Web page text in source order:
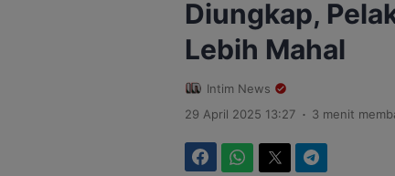
Diungkap,
Lebih Mahal
Intim News
29 April 2025 13:27 . 3 menit